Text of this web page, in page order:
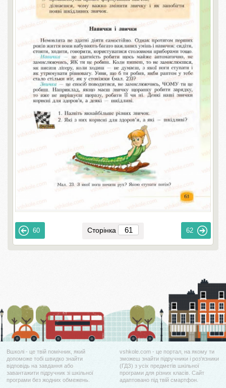
60 Сторінка 62
Вшколі - це твій помічник, який
допоможе тобі швидко знайти
відповідь на завдання або
завантажити підручник зі шкільної
програми без жодних обмежень.
vshkole.com - це портал, на якому ти
зможеш знайти підручники і роз'язники
(ГДЗ) з усіх предметів шкільної
програми для різних класів. Сайт
адаптовано під твій смартфон.